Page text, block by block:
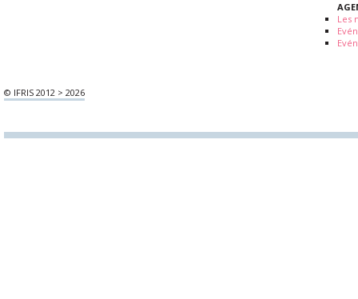
Les
© IFRIS 2012 > 2026